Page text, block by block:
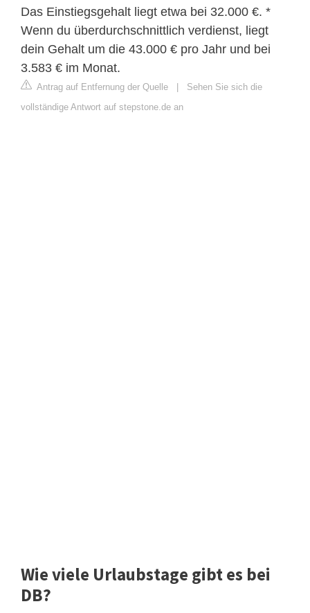
Das Einstiegsgehalt liegt etwa bei 32.000 €. *
Wenn du überdurchschnittlich verdienst, liegt
dein Gehalt um die 43.000 € pro Jahr und bei
3.583 € im Monat.
Antrag auf Entfernung der Quelle | Sehen Sie sich die
vollständige Antwort auf stepstone.de an
Wie viele Urlaubstage gibt es bei
DB?